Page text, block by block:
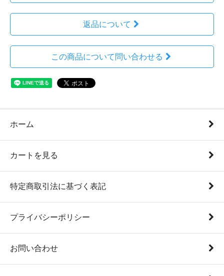
返品について
この商品について問い合わせる
ホーム
カートを見る
特定商取引法に基づく表記
プライバシーポリシー
お問い合わせ